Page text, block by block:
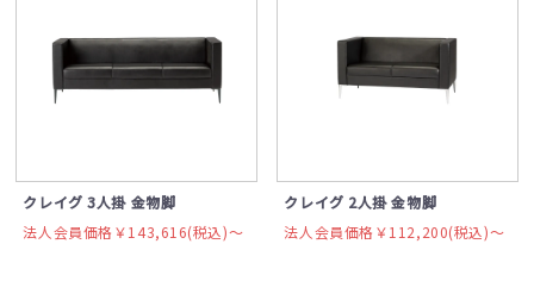
クレイグ 3人掛 金物脚
法人会員価格￥143,616(税込)〜
クレイグ 2人掛 金物脚
法人会員価格￥112,200(税込)〜